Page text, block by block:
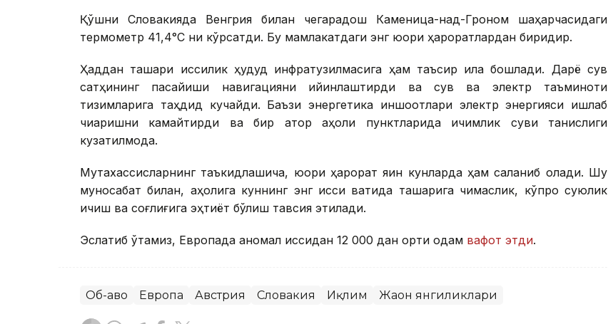
Қўшни Словакияда Венгрия билан чегарадош Каменица-над-Гроном шаҳарчасидаги
термометр 41,4°С ни кўрсатди. Бу мамлакатдаги энг юқори ҳароратлардан биридир.
Ҳаддан ташқари иссиқлик ҳудуд инфратузилмасига ҳам таъсир қила бошлади. Дарё сув
сатҳининг пасайиши навигацияни қийинлаштирди ва сув ва электр таъминоти
тизимларига таҳдид кучайди. Баъзи энергетика иншоотлари электр энергияси ишлаб
чиқаришни камайтирди ва бир қатор аҳоли пунктларида ичимлик суви танқислиги
кузатилмоқда.
Мутахассисларнинг таъкидлашича, юқори ҳарорат яқин кунларда ҳам сақланиб қолади. Шу
муносабат билан, аҳолига куннинг энг иссиқ вақтида ташқарига чиқмаслик, кўпроқ суюқлик
ичиш ва соғлиғига эҳтиёт бўлиш тавсия этилади.
Эслатиб ўтамиз, Европада аномал иссиқдан 12 000 дан ортиқ одам вафот этди.
Об-ҳаво Европа Австрия Словакия Иқлим Жаҳон янгиликлари